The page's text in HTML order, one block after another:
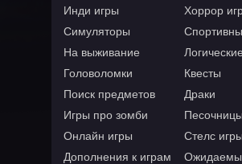
Инди игры
Хоррор
Симуляторы
На выживание
Логические
Головоломки
Квесты
Поиск предметов
Драки
Игры про зомби
Песочницы
Онлайн игры
Стелс игры
Дополнения к играм